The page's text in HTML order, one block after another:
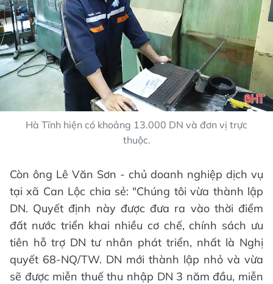
Hà Tĩnh hiện có khoảng 13.000 DN và đơn vị trực
thuộc.
Còn ông Lê Văn Sơn - chủ doanh nghiệp dịch vụ
tại xã Can Lộc chia sẻ: "Chúng tôi vừa thành lập
DN. Quyết định này được đưa ra vào thời điểm
đất nước triển khai nhiều cơ chế, chính sách ưu
tiên hỗ trợ DN tư nhân phát triển, nhất là Nghị
quyết 68-NQ/TW. DN mới thành lập nhỏ và vừa
sẽ được miễn thuế thu nhập DN 3 năm đầu, miễn